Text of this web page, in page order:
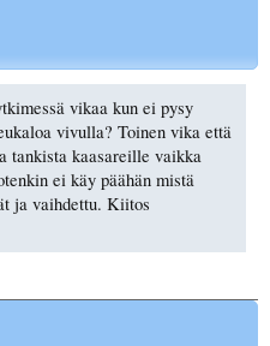
vikaa kun ei pysy
vivulla? Toinen vika että
tankista kaasareille vaikka
ei käy päähän mistä
ja vaihdettu. Kiitos